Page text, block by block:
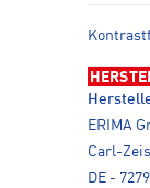
ERIMA
Carl-
DE -